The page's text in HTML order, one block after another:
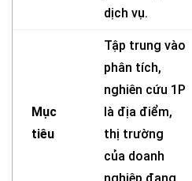
dịch vụ.
Mục
tiêu
Tập trung vào
phân tích,
nghiên cứu 1P
là địa điểm,
thị trường
của doanh